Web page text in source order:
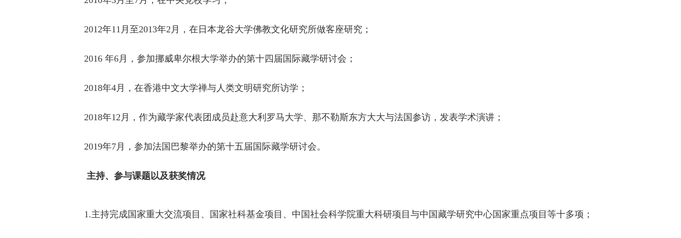
2012年11月至2013年2月，在日本龙谷大学佛教文化研究所做客座研究；
2016 年6月，参加挪威卑尔根大学举办的第十四届国际藏学研讨会；
2018年4月，在香港中文大学禅与人类文明研究所访学；
2018年12月，作为藏学家代表团成员赴意大利罗马大学、那不勒斯东方大大与法国参访，发表学术演讲；
2019年7月，参加法国巴黎举办的第十五届国际藏学研讨会。
主持、参与课题以及获奖情况
1.主持完成国家重大交流项目、国家社科基金项目、中国社会科学院重大科研项目与中国藏学研究中心国家重点项目等十多项；